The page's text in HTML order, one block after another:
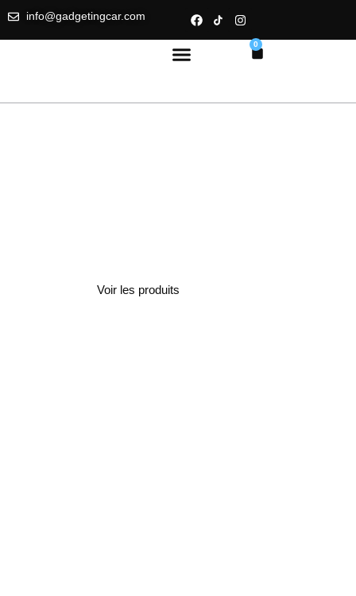
info@gadgetingcar.com
0
Voir les produits